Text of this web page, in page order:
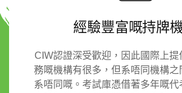
經驗豐富嘅持牌
CIW認證深受歡迎，因此國際上提
務嘅機構有很多，但系唔同機構之
系唔同嘅。考試庫憑借著多年嘅代